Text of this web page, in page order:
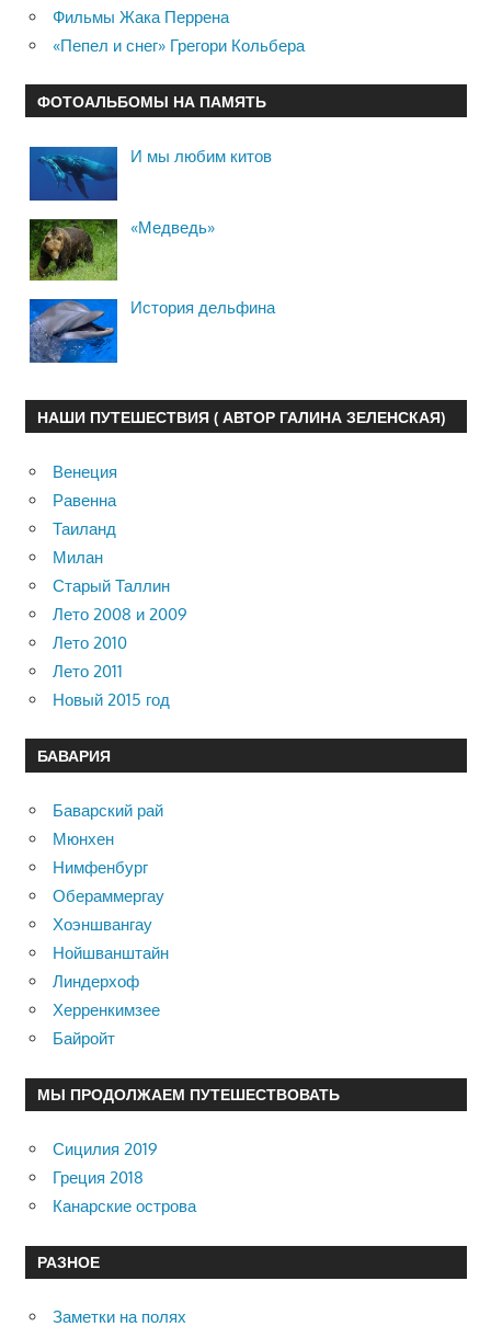
Фильмы Жака Перрена
«Пепел и снег» Грегори Кольбера
ФОТОАЛЬБОМЫ НА ПАМЯТЬ
И мы любим китов
«Медведь»
История дельфина
НАШИ ПУТЕШЕСТВИЯ ( АВТОР ГАЛИНА ЗЕЛЕНСКАЯ)
Венеция
Равенна
Таиланд
Милан
Старый Таллин
Лето 2008 и 2009
Лето 2010
Лето 2011
Новый 2015 год
БАВАРИЯ
Баварский рай
Мюнхен
Нимфенбург
Обераммергау
Хоэншвангау
Нойшванштайн
Линдерхоф
Херренкимзее
Байройт
МЫ ПРОДОЛЖАЕМ ПУТЕШЕСТВОВАТЬ
Сицилия 2019
Греция 2018
Канарские острова
РАЗНОЕ
Заметки на полях